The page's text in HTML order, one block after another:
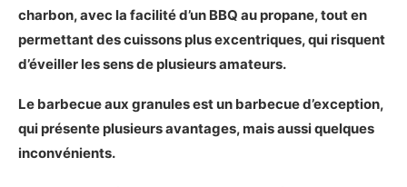
charbon, avec la facilité d’un BBQ au propane, tout en
permettant des cuissons plus excentriques, qui risquent
d’éveiller les sens de plusieurs amateurs.
Le barbecue aux granules est un barbecue d’exception,
qui présente plusieurs avantages, mais aussi quelques
inconvénients.